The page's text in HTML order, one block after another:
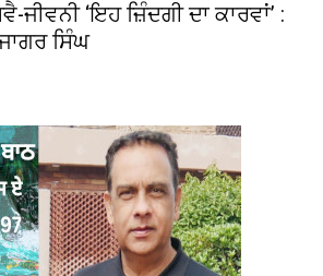
ਜੀਵਨੀ ‘ਇਹ ਜ਼ਿੰਦਗੀ ਦਾ ਕਾਰਵਾਂ’ :
ਸਿੰਘ